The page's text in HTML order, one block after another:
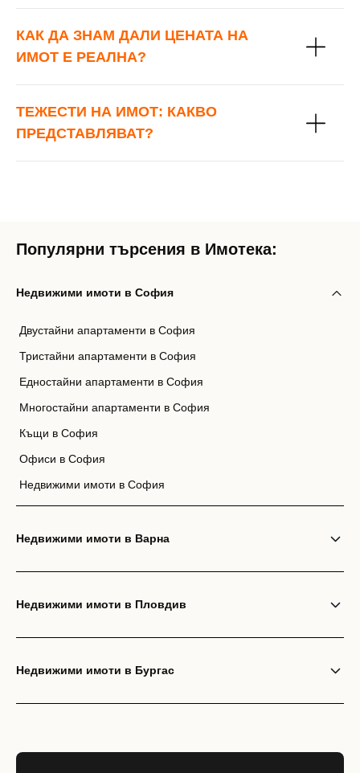
КАК ДА ЗНАМ ДАЛИ ЦЕНАТА НА
ИМОТ Е РЕАЛНА?
ТЕЖЕСТИ НА ИМОТ: КАКВО
ПРЕДСТАВЛЯВАТ?
Популярни търсения в Имотека:
Недвижими имоти в София
Двустайни апартаменти в София
Тристайни апартаменти в София
Едностайни апартаменти в София
Многостайни апартаменти в София
Къщи в София
Офиси в София
Недвижими имоти в София
Недвижими имоти в Варна
Недвижими имоти в Пловдив
Недвижими имоти в Бургас